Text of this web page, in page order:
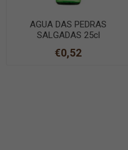
AGUA DAS PEDRAS
SALGADAS 25cl
€0,52